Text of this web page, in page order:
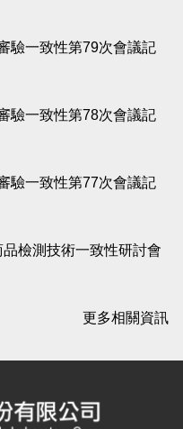
驗一致性第79次會議記
驗一致性第78次會議記
驗一致性第77次會議記
檢測技術一致性研討會
更多相關資訊